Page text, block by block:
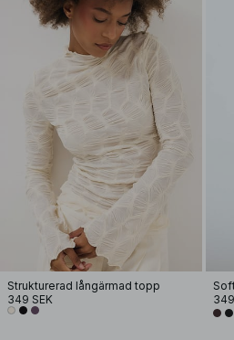
Strukturerad långärmad topp
349 SEK